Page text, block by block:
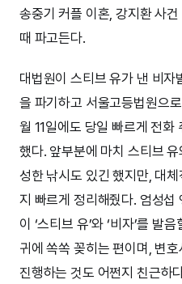
송중기 커플 이혼, 강지환 사
때 파고든다.
대법원이 스티브 유가 낸 비
을 파기하고 서울고등법원으
월 11일에도 당일 빠르게 전화
했다. 앞부분에 마치 스티브
성한 낚시도 있긴 했지만, 대
지 빠르게 정리해줬다. 엄성섭
이 ‘스티브 유’와 ‘비자’를 발
귀에 쏙쏙 꽂히는 편이며, 변
진행하는 것도 어쩐지 친근하